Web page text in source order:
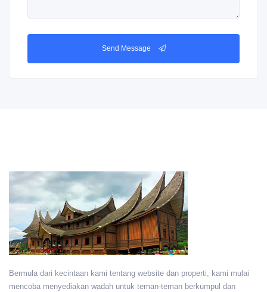
Send Message
Bermula dari kecintaan kami tentang website dan properti, kami mulai
mencoba menyediakan wadah untuk teman-teman berkumpul dan